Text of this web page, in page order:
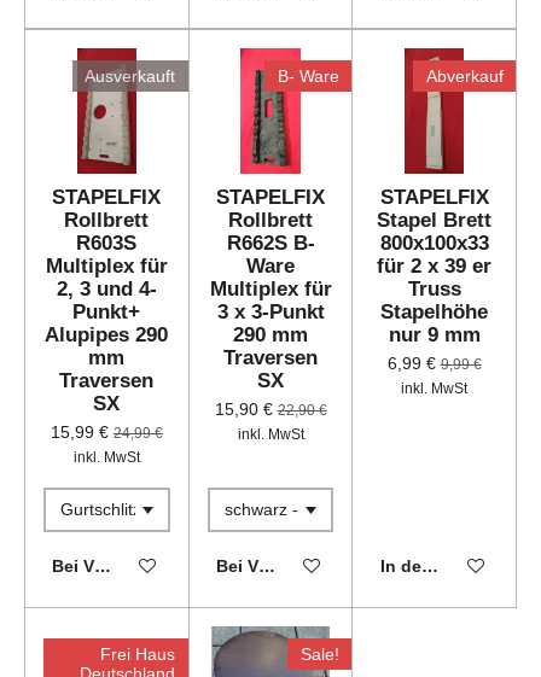
Ausverkauft
STAPELFIX
Rollbrett
R603S
Multiplex für
2, 3 und 4-
Punkt+
Alupipes 290
mm
Traversen
SX
15,99 € 24,99 €
inkl. MwSt
Bei Verfügbarkeit benachrichtigen
B- Ware
STAPELFIX
Rollbrett
R662S B-
Ware
Multiplex für
3 x 3-Punkt
290 mm
Traversen
SX
15,90 € 22,90 €
inkl. MwSt
Bei Verfügbarkeit benachrichtigen
Abverkauf
STAPELFIX
Stapel Brett
800x100x33
für 2 x 39 er
Truss
Stapelhöhe
nur 9 mm
6,99 € 9,99 €
inkl. MwSt
In den Warenkorb
Frei Haus
Sale!